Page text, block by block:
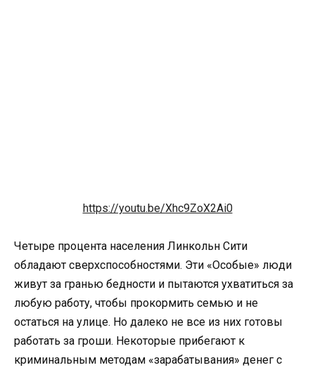
https://youtu.be/Xhc9ZoX2Ai0
Четыре процента населения Линкольн Сити
обладают сверхспособностями. Эти «Особые» люди
живут за гранью бедности и пытаются ухватиться за
любую работу, чтобы прокормить семью и не
остаться на улице. Но далеко не все из них готовы
работать за гроши. Некоторые прибегают к
криминальным методам «зарабатывания» денег с